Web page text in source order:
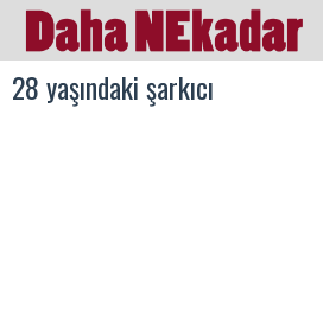
28 yaşındaki şarkıcı